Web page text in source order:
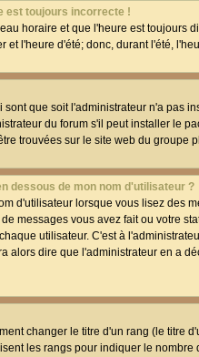
est toujours incorrecte !
horaire et que l'heure est toujours
et l'heure d'été; donc, durant l'été,
que soit l'administrateur n'a pas
du forum s'il peut installer le
trouvées sur le site web du groupe
dessous de mon nom d'utilisateur ?
d'utilisateur lorsque vous lisez
messages vous avez fait ou votre
utilisateur. C'est à
alors dire que l'administrateur en a
changer le titre d'un rang (le titre
les rangs pour indiquer le